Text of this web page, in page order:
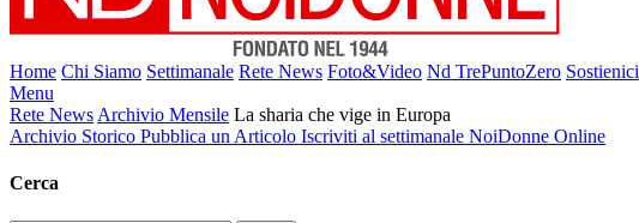
Home Chi Siamo Settimanale Rete News Foto&Video Nd TrePuntoZero Sostienici
Menu
Rete News Archivio Mensile La sharia che vige in Europa
Archivio Storico Pubblica un Articolo Iscriviti al settimanale NoiDonne Online
Cerca